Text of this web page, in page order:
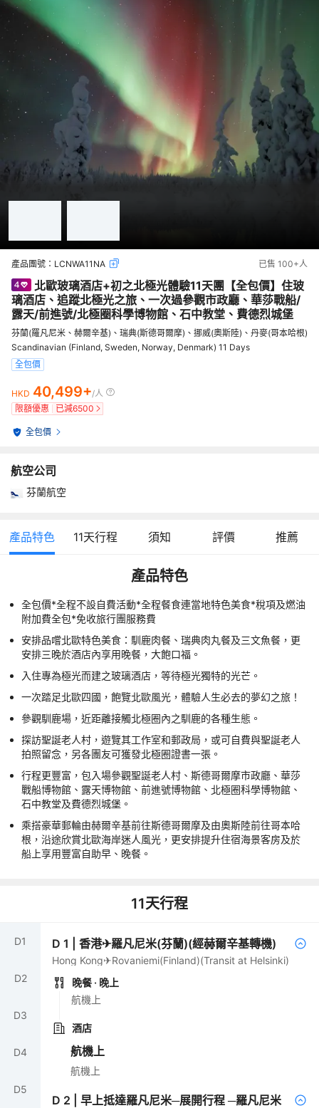
產品團號： LCNWA11NA 已售 100+人
北歐玻璃酒店+初之北極光體驗11天團【全包價】住玻
璃酒店、追蹤北極光之旅、一次過參觀市政廳、華莎戰船/
露天/前進號/北極圈科學博物館、石中教堂、費德烈城堡
芬蘭(羅凡尼米、赫爾辛基)、瑞典(斯德哥爾摩)、挪威(奧斯陸)、丹麥(哥本哈根)
Scandinavian (Finland, Sweden, Norway, Denmark) 11 Days
全包價
HKD 40,499+/人
限額優惠
已減6500
全包價
航空公司
芬蘭航空
產品特色 11天行程 須知 評價 推薦
產品特色
全包價*全程不設自費活動*全程餐食連當地特色美食*稅項及燃油
附加費全包*免收旅行團服務費
安排品嚐北歐特色美食：馴鹿肉餐、瑞典肉丸餐及三文魚餐，更
安排三晚於酒店內享用晚餐，大飽口福。
入住專為極光而建之玻璃酒店，等待極光獨特的光芒。
一次踏足北歐四國，飽覽北歐風光，體驗人生必去的夢幻之旅！
參觀馴鹿場，近距離接觸北極圈內之馴鹿的各種生態。
探訪聖誕老人村，遊覽其工作室和郵政局，或可自費與聖誕老人
拍照留念，另各團友可獲發北極圈證書一張。
行程更豐富，包入場參觀聖誕老人村、斯德哥爾摩市政廳、華莎
戰船博物館、露天博物館、前進號博物館、北極圈科學博物館、
石中教堂及費德烈城堡。
乘搭豪華郵輪由赫爾辛基前往斯德哥爾摩及由奧斯陸前往哥本哈
根，沿途欣賞北歐海岸迷人風光，更安排提升住宿海景客房及於
船上享用豐富自助早、晚餐。
11天行程
D1
D2
D3
D4
D5
D1 |香港✈羅凡尼米(芬蘭)(經赫爾辛基轉機)
Hong Kong✈Rovaniemi(Finland)(Transit at Helsinki)
晚餐 · 晚上
航機上
酒店
航機上
航機上
D 2 |早上抵達羅凡尼米─展開行程 ─羅凡尼米